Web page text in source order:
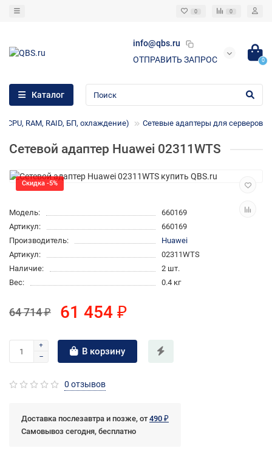
0 0
info@qbs.ru
ОТПРАВИТЬ ЗАПРОС
0
Каталог
RAM, RAID, БП, охлаждение) Сетевые адаптеры для серверов
Сетевой адаптер Huawei 02311WTS
Скидка -5%
Модель:
660169
Артикул:
660169
Производитель:
Huawei
Артикул:
02311WTS
Наличие:
2 шт.
Вес:
0.4 кг
64 714 ₽ 61 454 ₽
В корзину
0 отзывов
Доставка послезавтра и позже, от490 ₽
Самовывоз сегодня, бесплатно